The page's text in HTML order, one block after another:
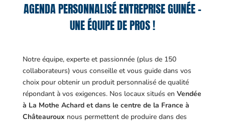
AGENDA PERSONNALISÉ ENTREPRISE GUINÉE –
UNE ÉQUIPE DE PROS !
Notre équipe, experte et passionnée (plus de 150
collaborateurs) vous conseille et vous guide dans vos
choix pour obtenir un produit personnalisé de qualité
répondant à vos exigences. Nos locaux situés en Vendée
à La Mothe Achard et dans le centre de la France à
Châteauroux nous permettent de produire dans des